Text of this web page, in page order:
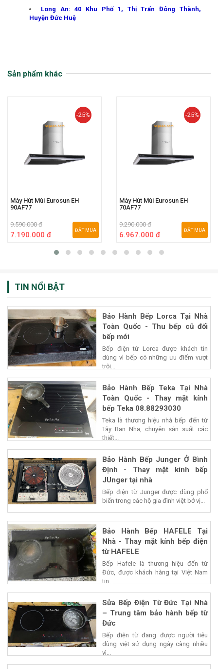
Long An: 40 Khu Phố 1, Thị Trấn Đông Thành,
Huyện Đức Huệ
Sản phẩm khác
-25%
Máy Hút Mùi Eurosun EH
90AF77
9.590.000 đ
7.190.000 đ
ĐẶT MUA
-25%
Máy Hút Mùi Eurosun EH
70AF77
9.290.000 đ
6.967.000 đ
ĐẶT MUA
TIN NỔI BẬT
Bảo Hành Bếp Lorca Tại Nhà
Toàn Quốc - Thu bếp cũ đổi
bếp mới
Bếp điện từ Lorca được khách tin
dùng vì bếp có những ưu điểm vượt
trội...
Bảo Hành Bếp Teka Tại Nhà
Toàn Quốc - Thay mặt kính
bếp Teka 08.88293030
Teka là thương hiệu nhà bếp đến từ
Tây Ban Nha, chuyên sản suất các
thiết...
Bảo Hành Bếp Junger Ở Bình
Định - Thay mặt kính bếp
JUnger tại nhà
Bếp điện từ Junger được dùng phổ
biến trong các hộ gia đình việt bở vị...
Bảo Hành Bếp HAFELE Tại
Nhà - Thay mặt kính bếp điện
từ HAFELE
Bếp Hafele là thương hiệu đến từ
Đức, được khách hàng tại Việt Nam
tin...
Sửa Bếp Điện Từ Đức Tại Nhà
– Trung tâm bảo hành bếp từ
Đức
Bếp điện từ đang được người tiêu
dùng việt sử dụng ngày càng nhiều
vì...